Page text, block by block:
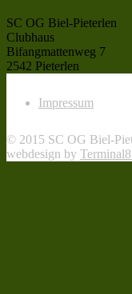
SC OG Biel-Pieterlen
Clubhaus
Bifangmattenweg 7
2542 Pieterlen
Impressum
© 2015 SC OG Biel-
webdesign by